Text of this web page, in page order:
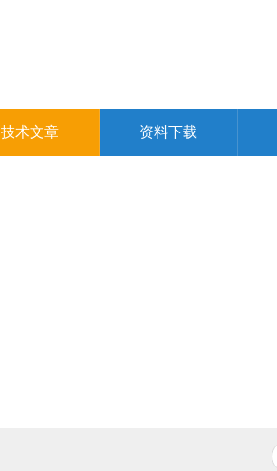
技术文章 资料下载